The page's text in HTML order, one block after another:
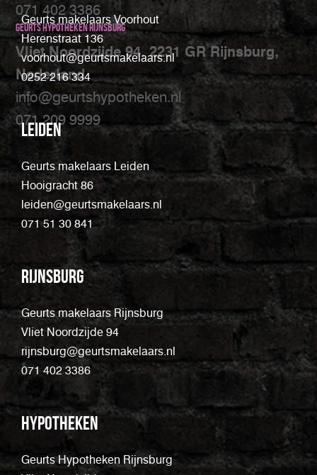
071 402 3386
Geurts Hypotheken Rijnsburg
Vliet Noordzijde 94, 2231 GR Rijnsburg,
Nederland
info@geurtshypotheken.nl
071 209 9999
Geurts makelaars Voorhout
Herenstraat 136
voorhout@geurtsmakelaars.nl
0252 216 334
Leiden
Geurts makelaars Leiden
Hooigracht 86
leiden@geurtsmakelaars.nl
071 51 30 841
Rijnsburg
Geurts makelaars Rijnsburg
Vliet Noordzijde 94
rijnsburg@geurtsmakelaars.nl
071 402 3386
Hypotheken
Geurts Hypotheken Rijnsburg